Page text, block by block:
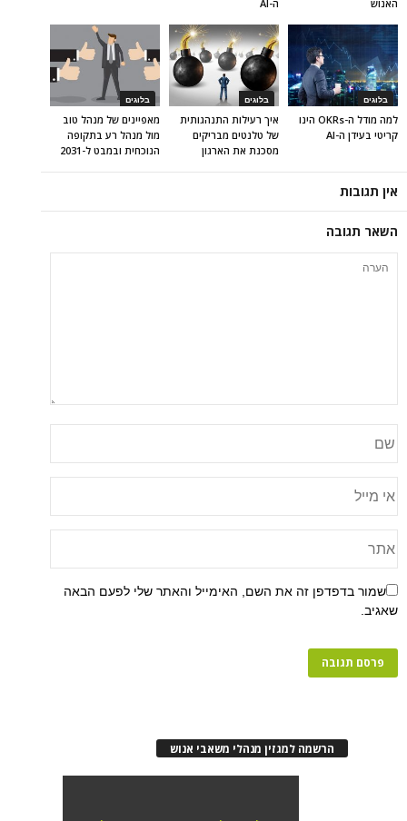
ה-AI
האנוש
בלוגים
מאפיינים של מנהל טוב
מול מנהל רע בתקופה
הנוכחית ובמבט ל-2031
בלוגים
איך רעילות התנהגותית
של טלנטים מבריקים
מסכנת את הארגון
בלוגים
למה מודל ה-OKRs הינו
קריטי בעידן ה-AI
אין תגובות
השאר תגובה
שמור בדפדפן זה את השם, האימייל והאתר שלי לפעם הבאה
שאגיב.
הרשמה למגזין מנהלי משאבי אנוש